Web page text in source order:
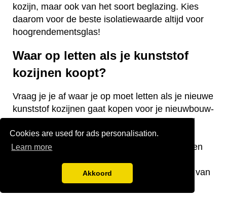
Cookies are used for ads personalisation.
Learn more
Akkoord
kozijn, maar ook van het soort beglazing. Kies
daarom voor de beste isolatiewaarde altijd voor
hoogrendementsglas!
Waar op letten als je kunststof
kozijnen koopt?
Vraag je je af waar je op moet letten als je nieuwe
kunststof kozijnen gaat kopen voor je nieuwbouw-
of bestaande woning? Wij hebben een aantal
nuttige tips voor je! De keurmerken van de
kozijnen, welke isolatiewaarde je nodig hebt en
belangrijke aandachtspunten bij de aanschaf van
kunststof kozijnen.